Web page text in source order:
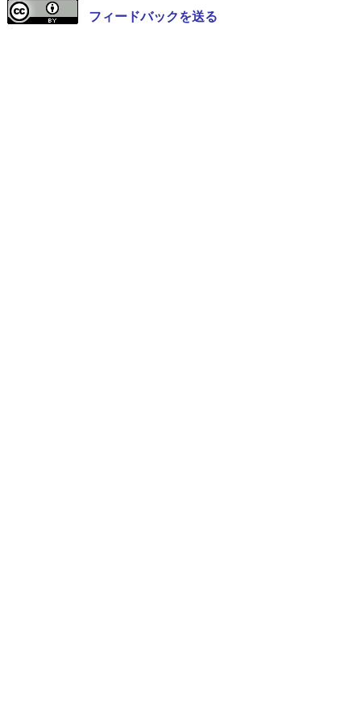
フィードバックを送る